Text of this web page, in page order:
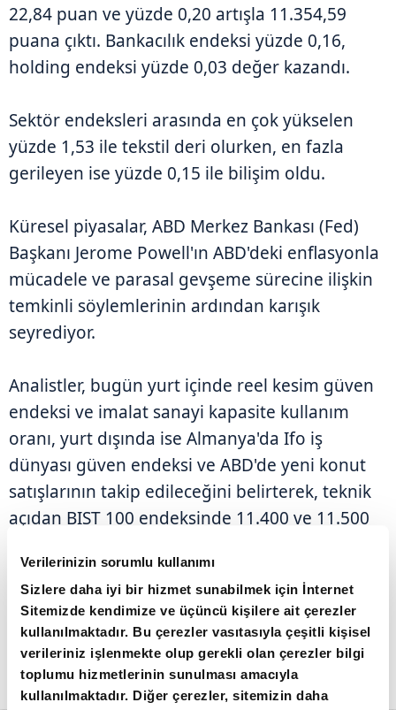
Verilerinizin sorumlu kullanımı
Sizlere daha iyi bir hizmet sunabilmek için İnternet
Sitemizde kendimize ve üçüncü kişilere ait çerezler
kullanılmaktadır. Bu çerezler vasıtasıyla çeşitli kişisel
verileriniz işlenmekte olup gerekli olan çerezler bilgi
toplumu hizmetlerinin sunulması amacıyla
kullanılmaktadır. Diğer çerezler, sitemizin daha
22,84 puan ve yüzde 0,20 artışla 11.354,59
puana çıktı. Bankacılık endeksi yüzde 0,16,
holding endeksi yüzde 0,03 değer kazandı.
Sektör endeksleri arasında en çok yükselen
yüzde 1,53 ile tekstil deri olurken, en fazla
gerileyen ise yüzde 0,15 ile bilişim oldu.
Küresel piyasalar, ABD Merkez Bankası (Fed)
Başkanı Jerome Powell'ın ABD'deki enflasyonla
mücadele ve parasal gevşeme sürecine ilişkin
temkinli söylemlerinin ardından karışık
seyrediyor.
Analistler, bugün yurt içinde reel kesim güven
endeksi ve imalat sanayi kapasite kullanım
oranı, yurt dışında ise Almanya'da Ifo iş
dünyası güven endeksi ve ABD'de yeni konut
satışlarının takip edileceğini belirterek, teknik
açıdan BIST 100 endeksinde 11.400 ve 11.500
destek konumunda olduğunu kaydetti.